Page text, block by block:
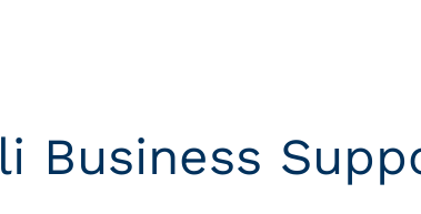
Business